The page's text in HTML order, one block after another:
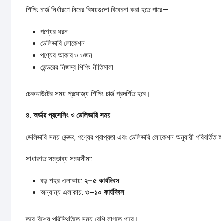
শিপিং চার্জ নির্ধারণে নিচের বিষয়গুলো বিবেচনা করা হতে পারে—
পণ্যের ধরন
ডেলিভারি লোকেশন
পণ্যের আকার ও ওজন
ভেন্ডরের নিজস্ব শিপিং নীতিমালা
চেকআউটের সময় প্রযোজ্য শিপিং চার্জ প্রদর্শিত হবে।
৪. অর্ডারপ্রসেসিং ওডেলিভারিসময়
ডেলিভারি সময় ভেন্ডর, পণ্যের প্রাপ্যতা এবং ডেলিভারি লোকেশন অনুযায়ী পরিবর্তিত
সাধারণত সম্ভাব্য সময়সীমা:
বড় শহর এলাকায়: ২–৫ কার্যদিবস
অন্যান্য এলাকায়: ৩–১০ কার্যদিবস
তবে বিশেষ পরিস্থিতিতে সময় বেশি লাগতে পারে।